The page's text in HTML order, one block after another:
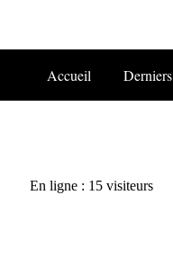
Accueil Derniers